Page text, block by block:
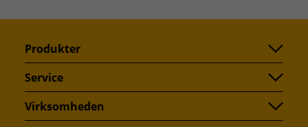
Produkter
Service
Virksomheden